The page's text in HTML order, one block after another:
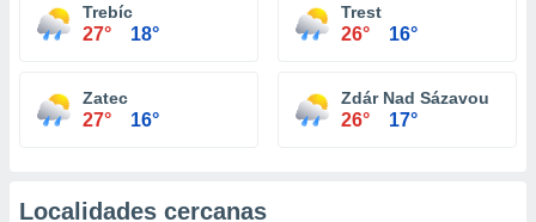
Trebíc
27° 18°
Trest
26° 16°
Zatec
27° 16°
Zdár Nad Sázavou
26° 17°
Localidades cercanas